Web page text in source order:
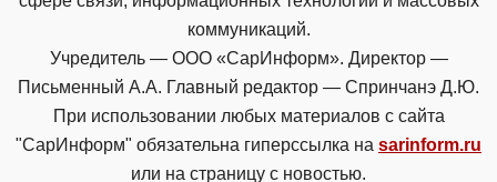
коммуникаций.
Учредитель — ООО «СарИнформ». Директор —
Письменный А.А. Главный редактор — Спринчанэ Д.Ю.
При использовании любых материалов с сайта
"СарИнформ" обязательна гиперссылка на sarinform.ru
или на страницу с новостью.